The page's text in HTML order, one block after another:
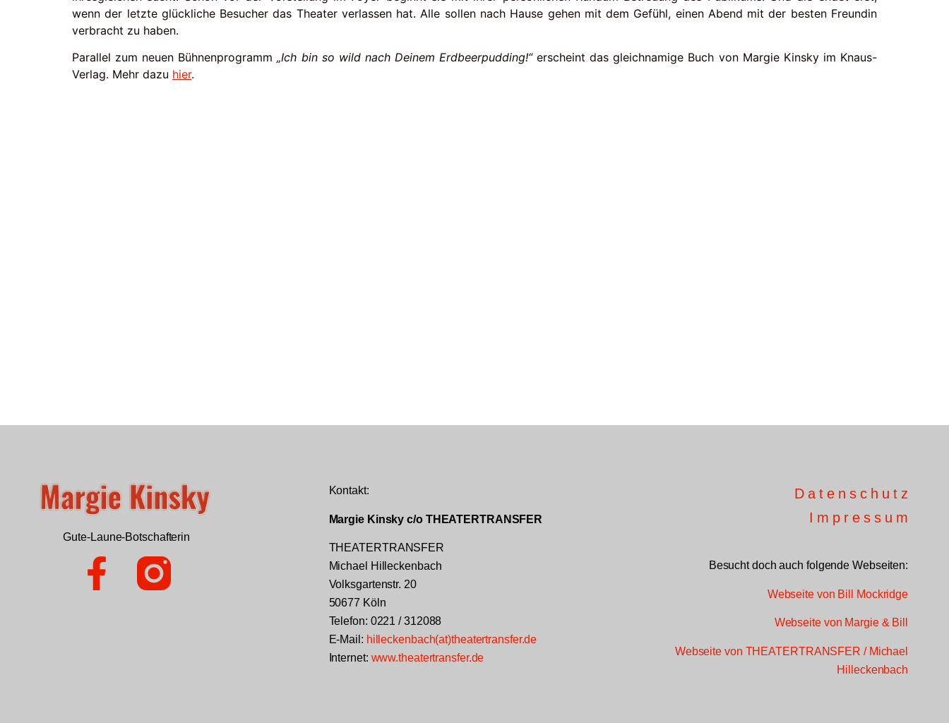
wenn der letzte glückliche Besucher das Theater verlassen hat. Alle sollen nach Hause gehen mit dem Gefühl, einen Abend mit der besten Freundin
verbracht zu haben.
Parallel zum neuen Bühnenprogramm„Ich bin so wild nach Deinem Erdbeerpudding!“erscheint das gleichnamige Buch von Margie Kinsky im Knaus-
Verlag. Mehr dazu hier.
Gute-Laune-Botschafterin
Kontakt:
Margie Kinsky c/o THEATERTRANSFER
THEATERTRANSFER
Michael Hilleckenbach
Volksgartenstr. 20
50677 Köln
Telefon: 0221 / 312088
E-Mail: hilleckenbach(at)theatertransfer.de
Internet: www.theatertransfer.de
Datenschutz
Impressum
Besucht doch auch folgende Webseiten:
Webseite von Bill Mockridge
Webseite von Margie & Bill
Webseite von THEATERTRANSFER / Michael
Hilleckenbach